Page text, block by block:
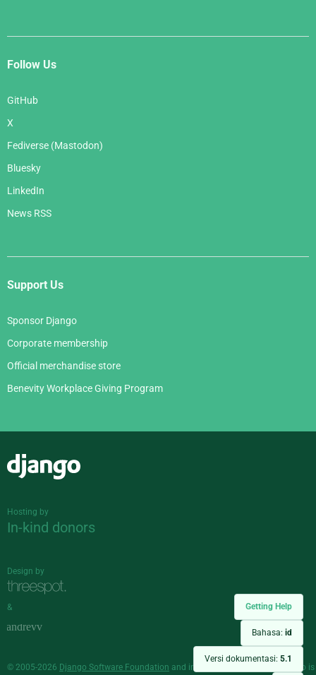
Getting Help
Bahasa: id
Versi dokumentasi: 5.1
Follow Us
GitHub
X
Fediverse (Mastodon)
Bluesky
LinkedIn
News RSS
Support Us
Sponsor Django
Corporate membership
Official merchandise store
Benevity Workplace Giving Program
Hosting by
In-kind donors
Design by
&
© 2005-2026 Django Software Foundation and individual contributors. Django is